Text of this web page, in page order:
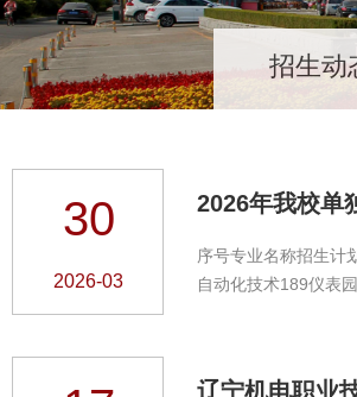
招生动
30
2026-03
2026年我校单
序号专业名称招生计
自动化技术189仪表
辽宁机电职业